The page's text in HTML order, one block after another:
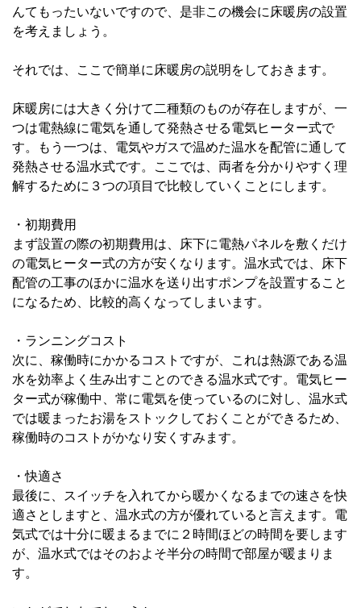
んてもったいないですので、是非この機会に床暖房の設置
を考えましょう。
それでは、ここで簡単に床暖房の説明をしておきます。
床暖房には大きく分けて二種類のものが存在しますが、一
つは電熱線に電気を通して発熱させる電気ヒーター式で
す。もう一つは、電気やガスで温めた温水を配管に通して
発熱させる温水式です。ここでは、両者を分かりやすく理
解するために３つの項目で比較していくことにします。
・初期費用
まず設置の際の初期費用は、床下に電熱パネルを敷くだけ
の電気ヒーター式の方が安くなります。温水式では、床下
配管の工事のほかに温水を送り出すポンプを設置すること
になるため、比較的高くなってしまいます。
・ランニングコスト
次に、稼働時にかかるコストですが、これは熱源である温
水を効率よく生み出すことのできる温水式です。電気ヒー
ター式が稼働中、常に電気を使っているのに対し、温水式
では暖まったお湯をストックしておくことができるため、
稼働時のコストがかなり安くすみます。
・快適さ
最後に、スイッチを入れてから暖かくなるまでの速さを快
適さとしますと、温水式の方が優れていると言えます。電
気式では十分に暖まるまでに２時間ほどの時間を要します
が、温水式ではそのおよそ半分の時間で部屋が暖まりま
す。